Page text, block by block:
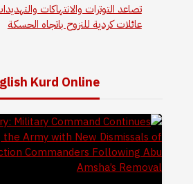
تصاعد التوترات والانتهاكات
عائلات كردية للنزوح باتجاه الحسكة
Kurd Online